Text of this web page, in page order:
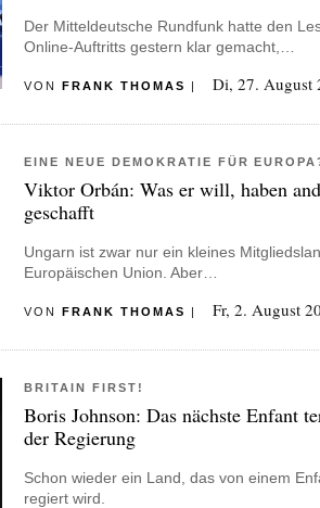
Der Mitteldeutsche Rundfunk hatte den
Online-Auftritts gestern klar gemacht,…
VON FRANK THOMAS | Di, 27. August
EINE NEUE DEMOKRATIE FÜR
Viktor Orbán: Was er will, haben
geschafft
Ungarn ist zwar nur ein kleines
Europäischen Union. Aber…
VON FRANK THOMAS | Fr, 2. August
BRITAIN FIRST!
Boris Johnson: Das nächste Enfant
der Regierung
Schon wieder ein Land, das von einem
regiert wird.